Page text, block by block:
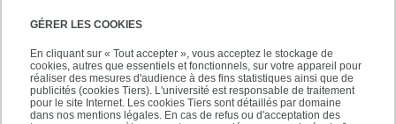
GÉRER LES COOKIES
En cliquant sur « Tout accepter », vous acceptez le stockage de
cookies, autres que essentiels et fonctionnels, sur votre appareil pour
réaliser des mesures d'audience à des fins statistiques ainsi que de
publicités (cookies Tiers). L'université est responsable de traitement
pour le site Internet. Les cookies Tiers sont détaillés par domaine
dans nos mentions légales. En cas de refus ou d'acceptation des
PRATIQUE
ACCÈS RAPIDES